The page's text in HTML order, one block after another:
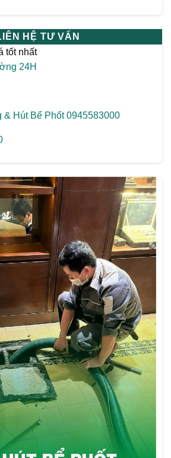
HỆ TƯ VẤN
tốt nhất
24H
& Hút Bể Phốt 0945583000